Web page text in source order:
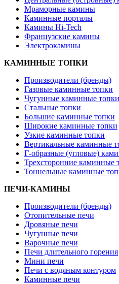
Мраморные камины
Каминные порталы
Камины Hi-Tech
Французские камины
Электрокамины
КАМИННЫЕ ТОПКИ
Производители (бренды)
Газовые каминные топки
Чугунные каминные топки
Стальные топки
Большие каминные топки
Широкие каминные топки
Узкие каминные топки
Вертикальные каминные
Г-образные (угловые)
Трехсторонние каминные
Тоннельные каминные
ПЕЧИ-КАМИНЫ
Производители (бренды)
Отопительные печи
Дровяные печи
Чугунные печи
Варочные печи
Печи длительного горения
Мини печи
Печи с водяным контуром
Каминные печи